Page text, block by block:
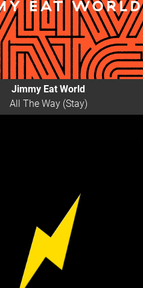
Jimmy Eat World
All The Way (Stay)